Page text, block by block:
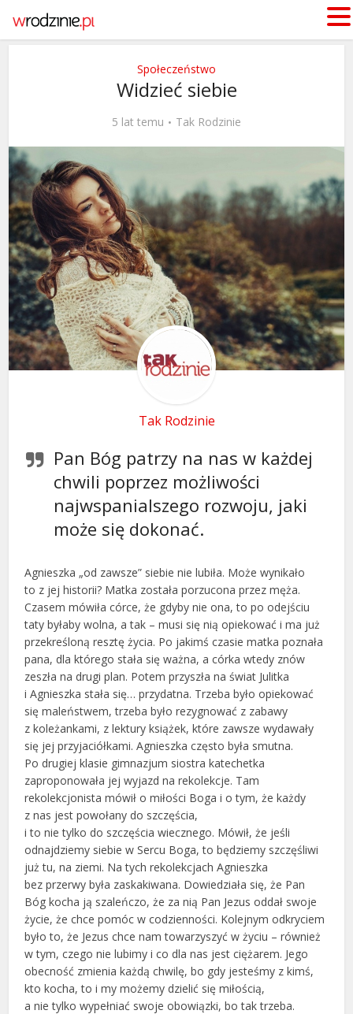
Społeczeństwo
Widzieć siebie
5 lat temu Tak Rodzinie
Tak Rodzinie
Pan Bóg patrzy na nas w każdej
chwili poprzez możliwości
najwspanialszego rozwoju, jaki
może się dokonać.
Agnieszka „od zawsze” siebie nie lubiła. Może wynikało
to z jej historii? Matka została porzucona przez męża.
Czasem mówiła córce, że gdyby nie ona, to po odejściu
taty byłaby wolna, a tak – musi się nią opiekować i ma już
przekreśloną resztę życia. Po jakimś czasie matka poznała
pana, dla którego stała się ważna, a córka wtedy znów
zeszła na drugi plan. Potem przyszła na świat Julitka
i Agnieszka stała się… przydatna. Trzeba było opiekować
się maleństwem, trzeba było rezygnować z zabawy
z koleżankami, z lektury książek, które zawsze wydawały
się jej przyjaciółkami. Agnieszka często była smutna.
Po drugiej klasie gimnazjum siostra katechetka
zaproponowała jej wyjazd na rekolekcje. Tam
rekolekcjonista mówił o miłości Boga i o tym, że każdy
z nas jest powołany do szczęścia,
i to nie tylko do szczęścia wiecznego. Mówił, że jeśli
odnajdziemy siebie w Sercu Boga, to będziemy szczęśliwi
już tu, na ziemi. Na tych rekolekcjach Agnieszka
bez przerwy była zaskakiwana. Dowiedziała się, że Pan
Bóg kocha ją szaleńczo, że za nią Pan Jezus oddał swoje
życie, że chce pomóc w codzienności. Kolejnym odkryciem
było to, że Jezus chce nam towarzyszyć w życiu – również
w tym, czego nie lubimy i co dla nas jest ciężarem. Jego
obecność zmienia każdą chwilę, bo gdy jesteśmy z kimś,
kto kocha, to i my możemy dzielić się miłością,
a nie tylko wypełniać swoje obowiązki, bo tak trzeba.